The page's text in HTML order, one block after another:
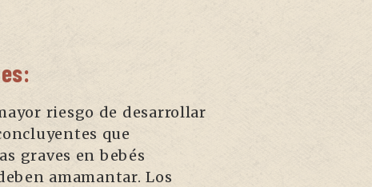
riesgo de desarrollar
que
graves en bebés
amamantar. Los